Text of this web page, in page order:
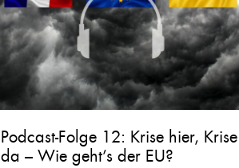
Podcast-Folge 12: Krise hier, Krise
da – Wie geht’s der EU?